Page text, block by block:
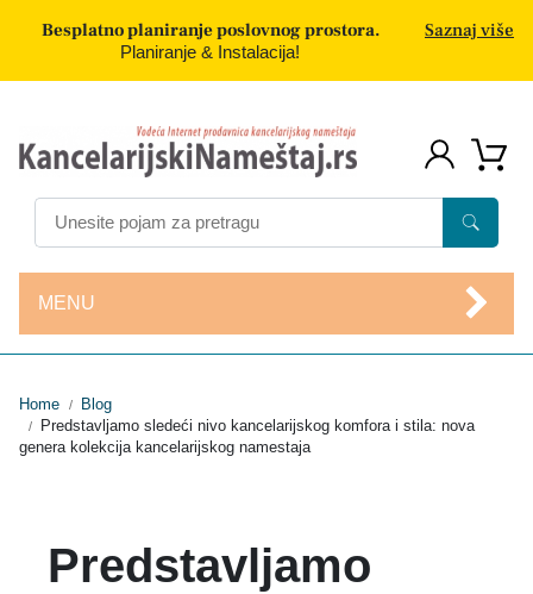
Besplatno planiranje poslovnog prostora.
Planiranje & Instalacija!
Saznaj više
MENU
Home / Blog
/
Predstavljamo sledeći nivo kancelarijskog komfora i stila: nova
genera kolekcija kancelarijskog namestaja
Predstavljamo